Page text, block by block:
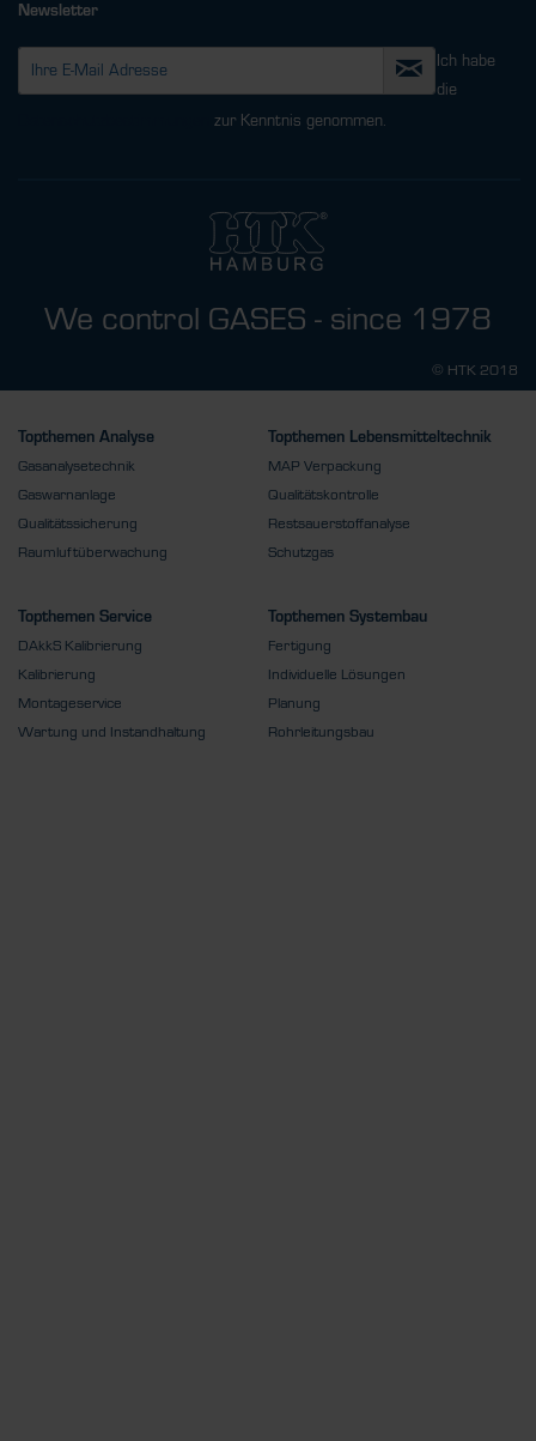
Newsletter
Ich habe
die
zur Kenntnis genommen.
We control GASES - since 1978
© HTK 2018
Topthemen Analyse
Gasanalysetechnik
Gaswarnanlage
Qualitätssicherung
Raumluftüberwachung
Topthemen Lebensmitteltechnik
MAP Verpackung
Qualitätskontrolle
Restsauerstoffanalyse
Schutzgas
Topthemen Service
DAkkS Kalibrierung
Kalibrierung
Montageservice
Wartung und Instandhaltung
Topthemen Systembau
Fertigung
Individuelle Lösungen
Planung
Rohrleitungsbau